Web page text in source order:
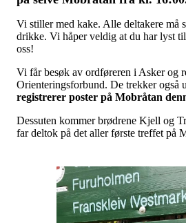
Vi stiller med kake. Alle deltakere må
drikke. Vi håper veldig at du har lyst
oss!
Vi får besøk av ordføreren i Asker og
Orienteringsforbund. De trekker også
registrerer poster på Mobråtan
Dessuten kommer brødrene Kjell og
far deltok på det aller første treffet på